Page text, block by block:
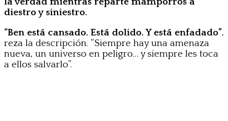
diestro y siniestro.
“Ben está cansado. Está dolido. Y está enfadado”,
reza la descripción. “Siempre hay una amenaza
nueva, un universo en peligro… y siempre les toca
a ellos salvarlo”.